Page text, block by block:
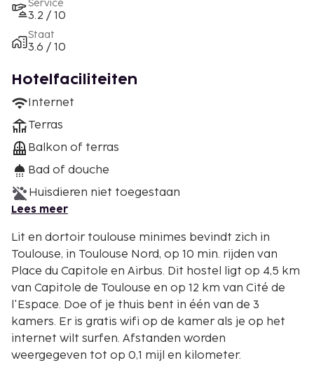
Service
3.2 / 10
Staat
3.6 / 10
Hotelfaciliteiten
Internet
Terras
Balkon of terras
Bad of douche
Huisdieren niet toegestaan
Lees meer
Lit en dortoir toulouse minimes bevindt zich in
Toulouse, in Toulouse Nord, op 10 min. rijden van
Place du Capitole en Airbus. Dit hostel ligt op 4,5 km
van Capitole de Toulouse en op 12 km van Cité de
l'Espace. Doe of je thuis bent in één van de 3
kamers. Er is gratis wifi op de kamer als je op het
internet wilt surfen. Afstanden worden
weergegeven tot op 0,1 mijl en kilometer.